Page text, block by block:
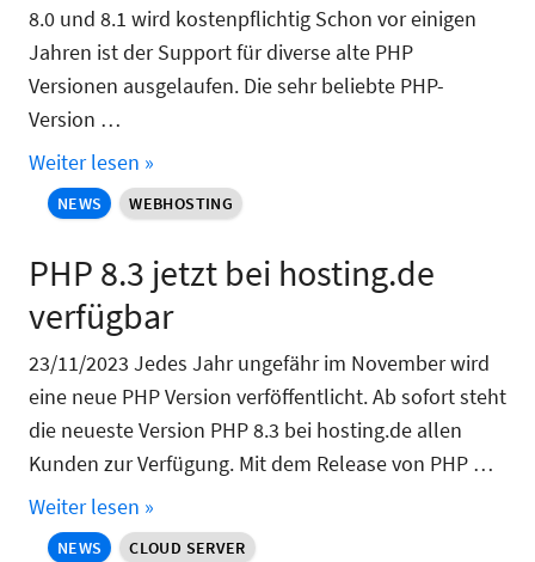
8.0 und 8.1 wird kostenpflichtig Schon vor einigen
Jahren ist der Support für diverse alte PHP
Versionen ausgelaufen. Die sehr beliebte PHP-
Version …
Weiter lesen »
NEWS WEBHOSTING
PHP 8.3 jetzt bei hosting.de
verfügbar
23/11/2023 Jedes Jahr ungefähr im November wird
eine neue PHP Version verföffentlicht. Ab sofort steht
die neueste Version PHP 8.3 bei hosting.de allen
Kunden zur Verfügung. Mit dem Release von PHP …
Weiter lesen »
NEWS CLOUD SERVER